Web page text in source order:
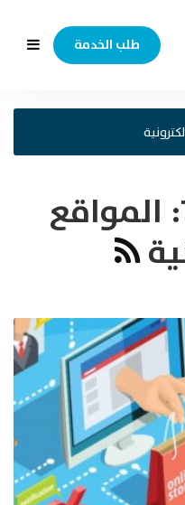
طلب الخدمة
المواقع